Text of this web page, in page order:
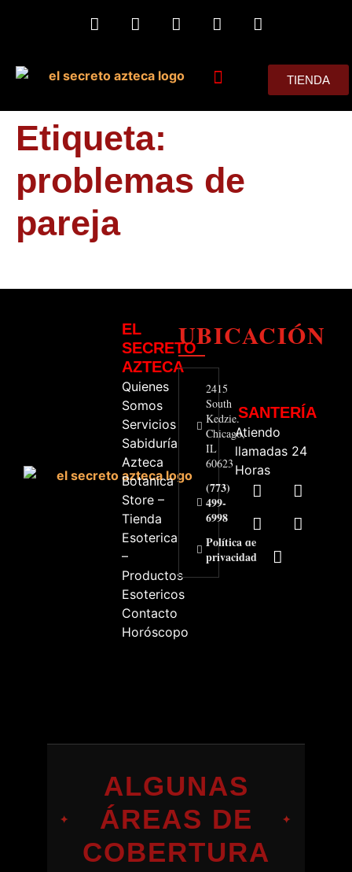
TIENDA
Etiqueta:
problemas de
pareja
EL
SECRETO
AZTECA
Quienes
Somos
Servicios
Sabiduría
Azteca
Botanica
Store –
Tienda
Esoterica
–
Productos
Esotericos
Contacto
Horóscopo
UBICACIÓN
2415
South
Kedzie.
Chicago,
IL
60623
(773)
499-
6998
Política de
privacidad
SANTERÍA
Atiendo
llamadas 24
Horas
✦
ALGUNAS
ÁREAS DE
COBERTURA
✦